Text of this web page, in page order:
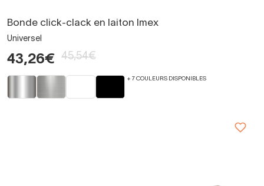
Bonde click-clack en laiton Imex
Universel
43,26€ 45,54€
+ 7 COULEURS DISPONIBLES